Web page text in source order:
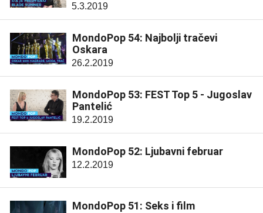
5.3.2019
MondoPop 54: Najbolji tračevi
Oskara
26.2.2019
MondoPop 53: FEST Top 5 - Jugoslav
Pantelić
19.2.2019
MondoPop 52: Ljubavni februar
12.2.2019
MondoPop 51: Seks i film